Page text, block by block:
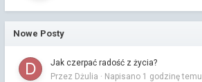
Nowe Posty
Jak czerpać radość z życia?
Przez Dżulia · Napisano 1 godzinę temu